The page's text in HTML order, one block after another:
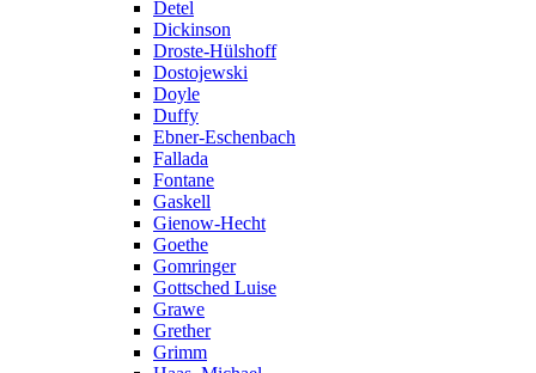
Detel
Dickinson
Droste-Hülshoff
Dostojewski
Doyle
Duffy
Ebner-Eschenbach
Fallada
Fontane
Gaskell
Gienow-Hecht
Goethe
Gomringer
Gottsched Luise
Grawe
Grether
Grimm